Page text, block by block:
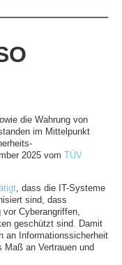
die Wahrung von
im Mittelpunkt
2025 vom TÜV
, dass die IT-Systeme
sind, dass
Cyberangriffen,
geschützt sind. Damit
an Informationssicherheit
Maß an Vertrauen und